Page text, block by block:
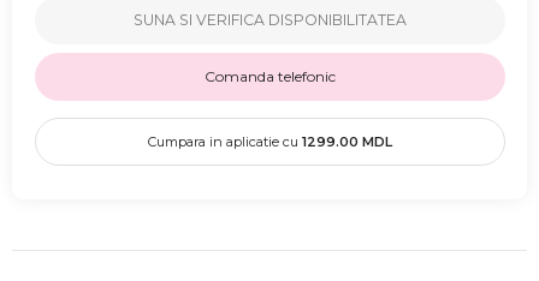
SUNA SI VERIFICA DISPONIBILITATEA
Comanda telefonic
Cumpara in aplicatie cu 1299.00 MDL